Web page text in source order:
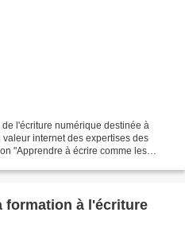
l'écriture numérique destinée à
internet des expertises des
"Apprendre à écrire comme les
formation à l'écriture